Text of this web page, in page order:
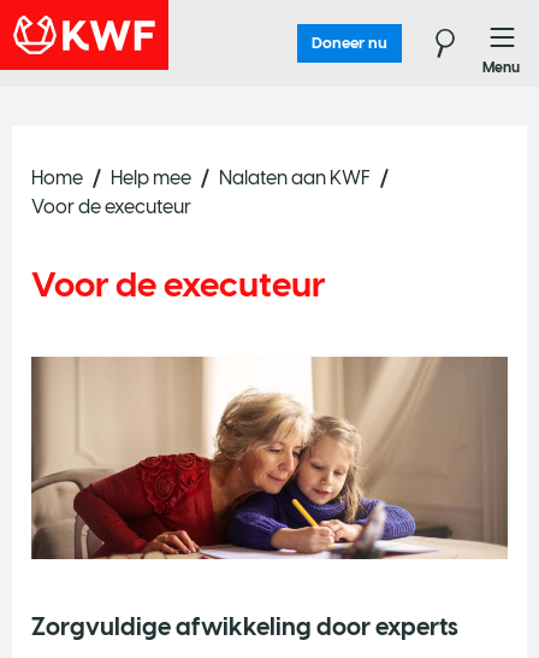
Doneer nu
Menu
Home Help mee
Nalaten aan KWF
Voor de executeur
Voor de executeur
Zorgvuldige afwikkeling door experts